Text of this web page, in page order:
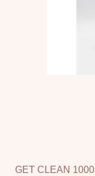
GET CLEAN